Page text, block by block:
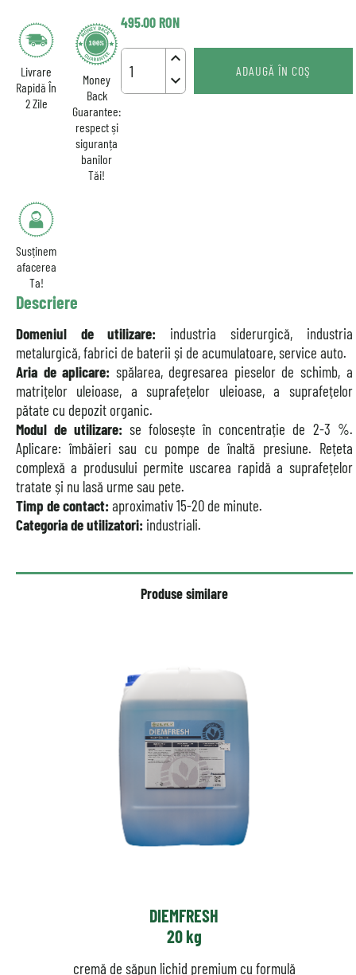
Livrare
Rapidă În
2 Zile
Money
Back
Guarantee:
respect și
siguranța
banilor
Tăi!
Susținem
afacerea
Ta!
495.00RON
keyboard_arrow_up
keyboard_arrow_down
ADAUGĂ ÎN COŞ
Descriere
Domeniul de utilizare: industria siderurgică, industria
metalurgică, fabrici de baterii și de acumulatoare, service auto.
Aria de aplicare: spălarea, degresarea pieselor de schimb, a
matrițelor uleioase, a suprafețelor uleioase, a suprafețelor
pătate cu depozit organic.
Modul de utilizare: se folosește în concentrație de 2-3 %.
Aplicare: îmbăieri sau cu pompe de înaltă presiune. Rețeta
complexă a produsului permite uscarea rapidă a suprafețelor
tratate și nu lasă urme sau pete.
Timp de contact: aproximativ 15-20 de minute.
Categoria de utilizatori: industriali.
Produse similare
DIEMFRESH
20 kg
cremă de săpun lichid premium cu formulă